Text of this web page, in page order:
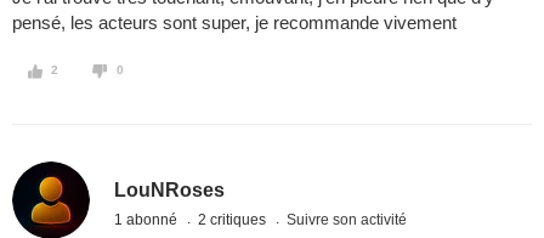
pensé, les acteurs sont super, je recommande vivement
2 0
LouNRoses
1 abonné 2 critiques Suivre son activité